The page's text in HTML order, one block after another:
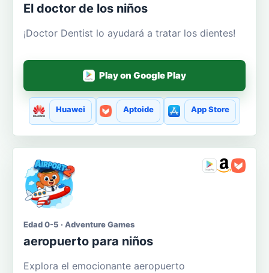
El doctor de los niños
¡Doctor Dentist lo ayudará a tratar los dientes!
Play on Google Play
Huawei Aptoide App Store
Edad 0-5 · Adventure Games
aeropuerto para niños
Explora el emocionante aeropuerto